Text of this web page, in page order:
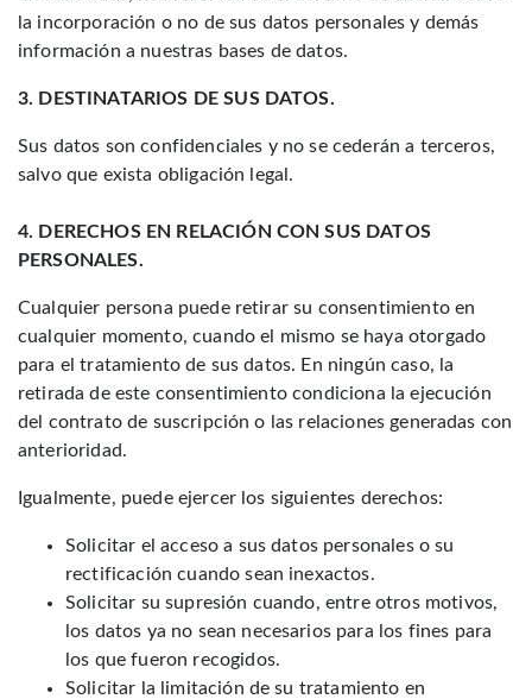
la incorporación o no de sus datos personales y demás
información a nuestras bases de datos.
3. DESTINATARIOS DE SUS DATOS.
Sus datos son confidenciales y no se cederán a terceros,
salvo que exista obligación legal.
4. DERECHOS EN RELACIÓN CON SUS DATOS
PERSONALES.
Cualquier persona puede retirar su consentimiento en
cualquier momento, cuando el mismo se haya otorgado
para el tratamiento de sus datos. En ningún caso, la
retirada de este consentimiento condiciona la ejecución
del contrato de suscripción o las relaciones generadas con
anterioridad.
Igualmente, puede ejercer los siguientes derechos:
Solicitar el acceso a sus datos personales o su
rectificación cuando sean inexactos.
Solicitar su supresión cuando, entre otros motivos,
los datos ya no sean necesarios para los fines para
los que fueron recogidos.
Solicitar la limitación de su tratamiento en